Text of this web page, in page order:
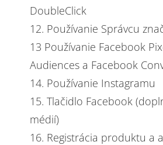
DoubleClick
12. Používanie Správcu
13 Používanie Facebook
Audiences a Facebook
14. Používanie Instagramu
15. Tlačidlo Facebook
médií)
16. Registrácia produktu a